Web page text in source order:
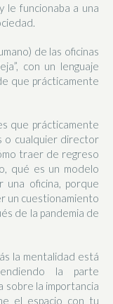
le funcionaba a una
de las oficinas
con un lenguaje
que prácticamente
que prácticamente
o cualquier director
traer de regreso
qué es un modelo
oficina, porque
un cuestionamiento
de la pandemia de
la mentalidad está
la parte
sobre la importancia
el espacio con tu